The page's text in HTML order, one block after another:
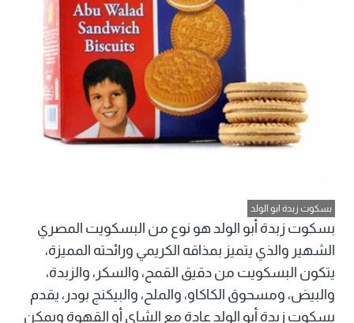
بسكوت زبدة ابو الولد
بسكوت زبدة أبو الولد هو نوع من البسكويت المصري
الشهير والذي يتميز بمذاقه الكريمي ورائحته المميزة،
يتكون البسكويت من دقيق القمح، والسكر، والزبدة،
والبيض، ومسحوق الكاكاو، والملح، والبيكنج بودر، يقدم
بسكوت زبدة أبو الولد عادة مع الشاي أو القهوة ويمكن